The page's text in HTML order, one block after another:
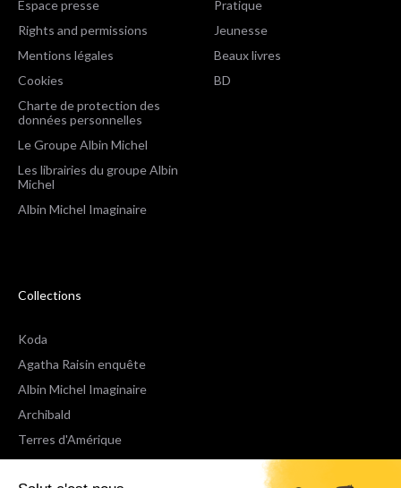
Espace presse
Rights and permissions
Mentions légales
Cookies
Charte de protection des
données personnelles
Le Groupe Albin Michel
Les librairies du groupe Albin
Michel
Albin Michel Imaginaire
Pratique
Jeunesse
Beaux livres
BD
Collections
Koda
Agatha Raisin enquête
Albin Michel Imaginaire
Archibald
Terres d'Amérique
Espaces Libres Poche